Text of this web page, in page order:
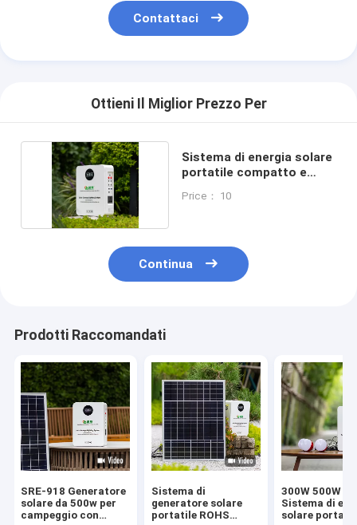
Contattaci
Ottieni Il Miglior Prezzo Per
Sistema di energia solare
portatile compatto e
Price： 10
Continua
Prodotti Raccomandati
SRE-918 Generatore
solare da 500w per
campeggio con
Sistema di
generatore solare
portatile ROHS
300W 500W
Sistema di
solare